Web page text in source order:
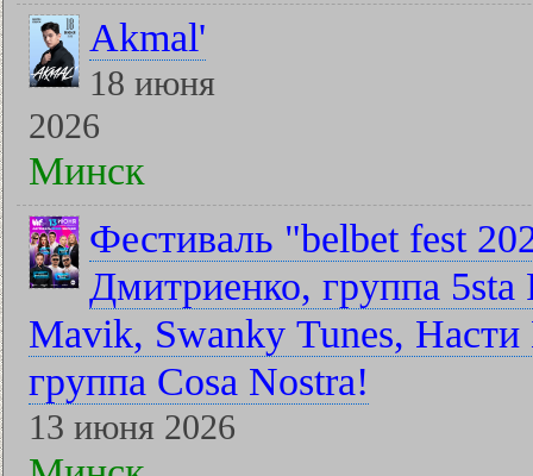
Akmal'
18 июня
2026
Минск
Фестиваль "belbet fest
Дмитриенко, группа
Mavik, Swanky Tunes, Насти
группа Cosa Nostra!
13 июня 2026